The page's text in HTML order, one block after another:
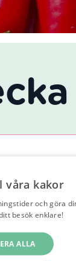
ris
våra kakor
och göra
besök enklare!
ALLA